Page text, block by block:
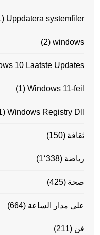
Uppdatera systemfiler
(1)
windows
(2)
10 Laatste Updates
Windows 11-feil
(1)
Windows Registry Dll
(1)
ثقافة (150)
رياضة (1٬338)
صحة (425)
على مدار الساعة (664)
فن (211)